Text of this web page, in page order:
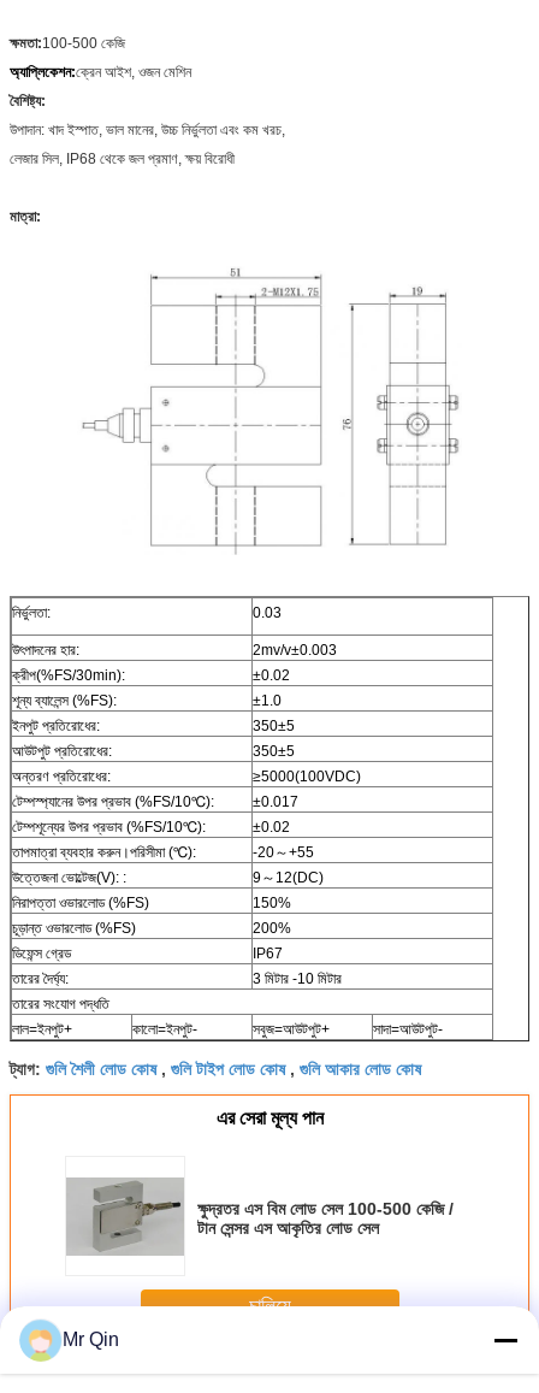
ক্ষমতা:100-500 কেজি
অ্যাপ্লিকেশন:ক্রেন আইশ, ওজন মেশিন
বৈশিষ্ট্য:
উপাদান: খাদ ইস্পাত, ভাল মানের, উচ্চ নির্ভুলতা এবং কম খরচ,
লেজার সিল, IP68 থেকে জল প্রমাণ, ক্ষয় বিরোধী
মাত্রা:
নির্ভুলতা: 0.03
উৎপাদনের হার:
2mv/v±0.003
ক্রীপ(%FS/30min):
±0.02
শূন্য ব্যালেন্স (%FS):
±1.0
ইনপুট প্রতিরোধের:
350±5
আউটপুট প্রতিরোধের:
350±5
অন্তরণ প্রতিরোধের:
≥5000(100VDC)
টেম্পস্প্যানের উপর প্রভাব (%FS/10℃):
±0.017
টেম্পশূন্যের উপর প্রভাব (%FS/10℃):
±0.02
তাপমাত্রা ব্যবহার করুন।পরিসীমা (℃):
-20～+55
উত্তেজনা ভোল্টেজ(V): :
9～12(DC)
নিরাপত্তা ওভারলোড (%FS)
150%
চূড়ান্ত ওভারলোড (%FS)
200%
ডিফেন্স গ্রেড
IP67
তারের দৈর্ঘ্য:
3 মিটার -10 মিটার
তারের সংযোগ পদ্ধতি
লাল=ইনপুট+
কালো=ইনপুট- সবুজ=আউটপুট+ সাদা=আউটপুট-
ট্যাগ: গুলি শৈলী লোড কোষ, গুলি টাইপ লোড কোষ, গুলি আকার লোড কোষ
এর সেরা মূল্য পান
ক্ষুদ্রতর এস বিম লোড সেল 100-500 কেজি /
টান সেন্সর এস আকৃতির লোড সেল
চালিয়ে
অধিকএস বিম লোড সেল
Mr Qin